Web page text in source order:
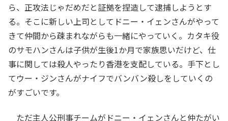
ら、正攻法じゃだめだと証拠を捏造して逮捕しようとす
る。そこに新しい上司としてドニー・イェンさんがやって
きて仲間から疎まれながらも一緒にやっていく。カタキ役
のサモハンさんは子供が生後1か月で家族思いだけど、仕
事に関しては殺人やったり香港を支配している。手下とし
てウー・ジンさんがナイフでバンバン殺しをしていくの
がすごいです。
ただ主人公刑事チームがドニー・イェンさんと仲たがい